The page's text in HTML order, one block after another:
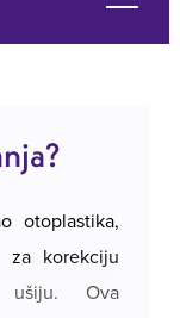
otoplastika,
za korekciju
ušiju. Ova